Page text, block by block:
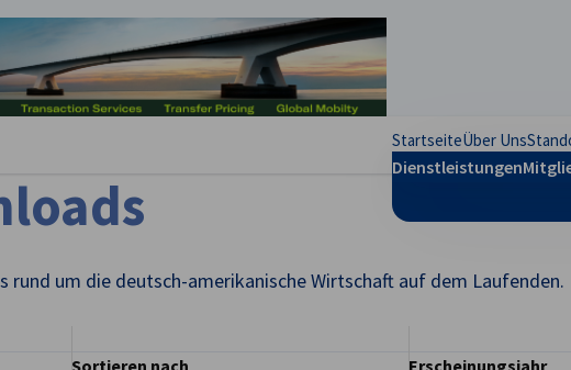
StartseiteÜber Uns
Dienstleistungen
Einstellungen schließen
rund um die deutsch-amerikanische Wirtschaft auf dem
Sortieren nach
Erscheinungsjahr